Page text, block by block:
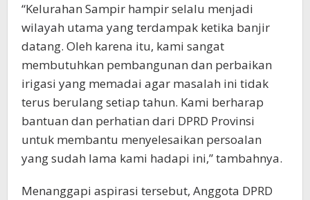
“Kelurahan Sampir hampir selalu menjadi
wilayah utama yang terdampak ketika banjir
datang. Oleh karena itu, kami sangat
membutuhkan pembangunan dan perbaikan
irigasi yang memadai agar masalah ini tidak
terus berulang setiap tahun. Kami berharap
bantuan dan perhatian dari DPRD Provinsi
untuk membantu menyelesaikan persoalan
yang sudah lama kami hadapi ini,” tambahnya.
Menanggapi aspirasi tersebut, Anggota DPRD